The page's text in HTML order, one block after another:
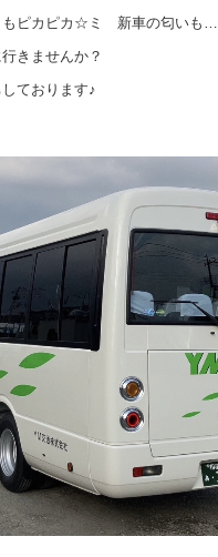
もピカピカ☆ミ 新車の匂いも…
きませんか？
ております♪